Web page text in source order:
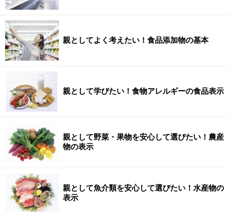
親としてよく考えたい！食品添加物の基本
親として学びたい！食物アレルギーの食品表示
親として野菜・果物を安心して選びたい！農産
物の表示
親として魚介類を安心して選びたい！水産物の
表示